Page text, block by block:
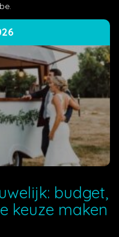
budget,
keuze maken